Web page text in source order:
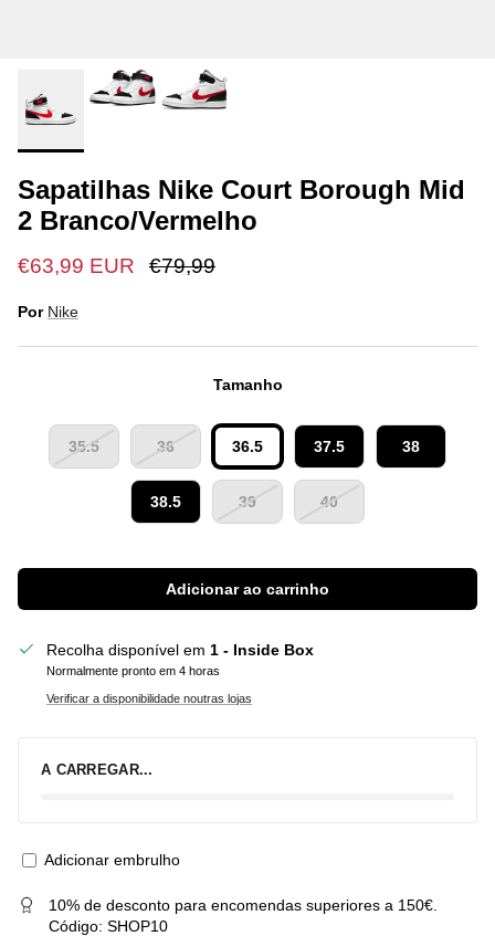
Sapatilhas Nike Court Borough Mid
2 Branco/Vermelho
€63,99 EUR €79,99
Por Nike
Tamanho
35.5 36 36.5 37.5 38
38.5 39 40
Adicionar ao carrinho
Recolha disponível em 1 - Inside Box
Normalmente pronto em 4 horas
Verificar a disponibilidade noutras lojas
A CARREGAR...
Adicionar embrulho
10% de desconto para encomendas superiores a 150€.
Código: SHOP10